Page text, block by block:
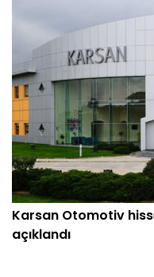
Karsan Otomotiv
açıklandı